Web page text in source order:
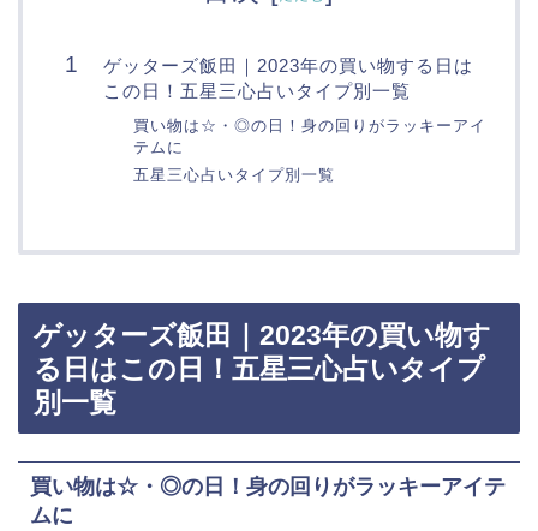
ゲッターズ飯田｜2023年の買い物する日は
この日！五星三心占いタイプ別一覧
買い物は☆・◎の日！身の回りがラッキーアイ
テムに
五星三心占いタイプ別一覧
ゲッターズ飯田｜2023年の買い物す
る日はこの日！五星三心占いタイプ
別一覧
買い物は☆・◎の日！身の回りがラッキーアイテ
ムに